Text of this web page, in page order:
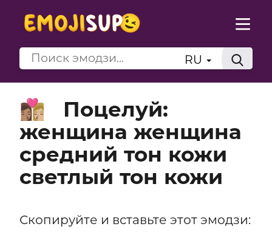
RU
👩🏽‍❤️‍💋‍👩🏼
Поцелуй:
женщина женщина
средний тон кожи
светлый тон кожи
Скопируйте и вставьте этот эмодзи: